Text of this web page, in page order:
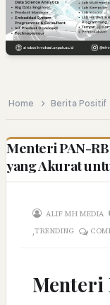
Home Berita Positif
Menteri PAN-
yang Akurat
ALIF MH MEDIA
,TRENDING
Menteri